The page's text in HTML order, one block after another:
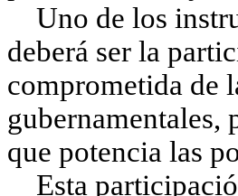
Uno de los
deberá ser la
comprometida de
que potencia las
Esta